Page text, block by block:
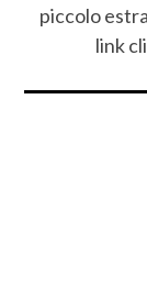
piccolo
link